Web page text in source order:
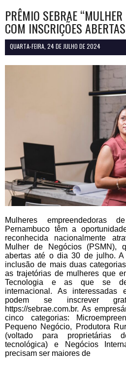
PRÊMIO SEBRAE “MULHER
COM INSCRIÇÕES
QUARTA-FEIRA, 24 DE JULHO DE 2024
Mulheres
Pernambuco têm a
reconhecida nacionalmente
Mulher de Negócios (PSMN),
abertas até o dia 30 de julho.
inclusão de mais duas
as trajetórias de mulheres que
Tecnologia e as que se
internacional. As interessadas
podem se inscrever
https://sebrae.com.br. As
cinco categorias:
Pequeno Negócio, Produtora
(voltado para proprietárias
tecnológica) e Negócios
precisam ser maiores de